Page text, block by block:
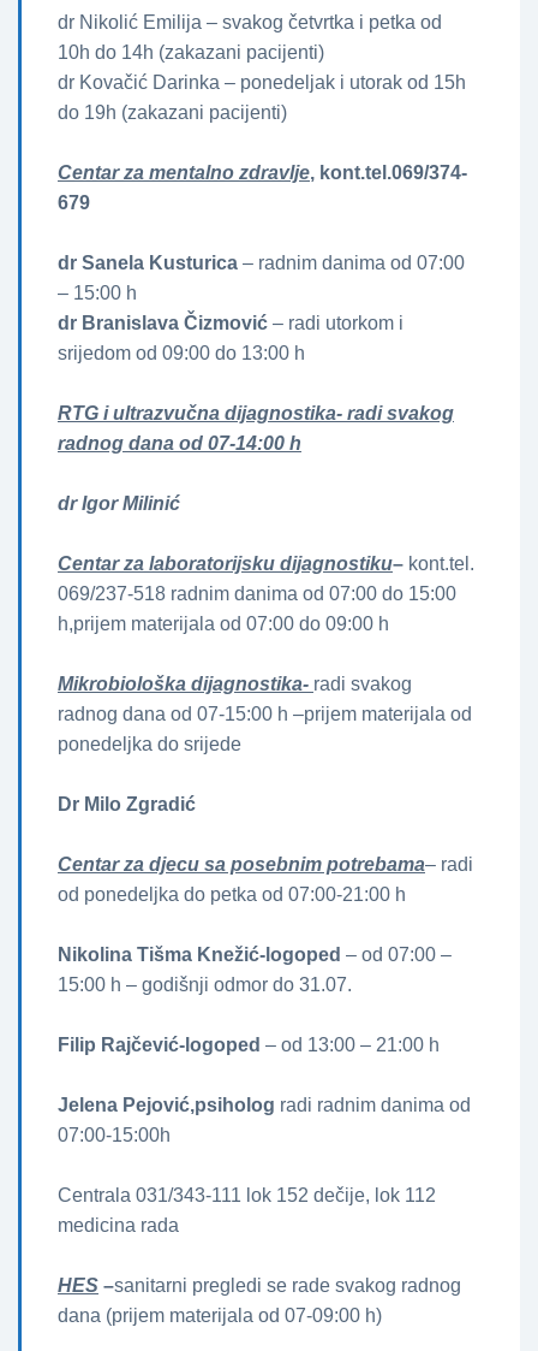
dr Nikolić Emilija – svakog četvrtka i petka od
10h do 14h (zakazani pacijenti)
dr Kovačić Darinka – ponedeljak i utorak od 15h
do 19h (zakazani pacijenti)
Centar za mentalno zdravlje, kont.tel.069/374-
679
dr Sanela Kusturica – radnim danima od 07:00
– 15:00 h
dr Branislava Čizmović – radi utorkom i
srijedom od 09:00 do 13:00 h
RTG i ultrazvučna dijagnostika- radi svakog
radnog dana od 07-14:00 h
dr Igor Milinić
Centar za laboratorijsku dijagnostiku– kont.tel.
069/237-518 radnim danima od 07:00 do 15:00
h,prijem materijala od 07:00 do 09:00 h
Mikrobiološka dijagnostika- radi svakog
radnog dana od 07-15:00 h –prijem materijala od
ponedeljka do srijede
Dr Milo Zgradić
Centar za djecu sa posebnim potrebama– radi
od ponedeljka do petka od 07:00-21:00 h
Nikolina Tišma Knežić-logoped – od 07:00 –
15:00 h – godišnji odmor do 31.07.
Filip Rajčević-logoped – od 13:00 – 21:00 h
Jelena Pejović,psiholog radi radnim danima od
07:00-15:00h
Centrala 031/343-111 lok 152 dečije, lok 112
medicina rada
HES –sanitarni pregledi se rade svakog radnog
dana (prijem materijala od 07-09:00 h)